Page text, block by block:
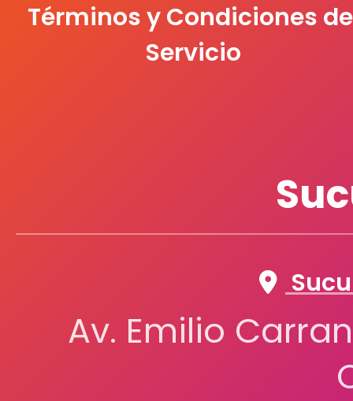
Términos y Condiciones
Servicio
Av. Emilio